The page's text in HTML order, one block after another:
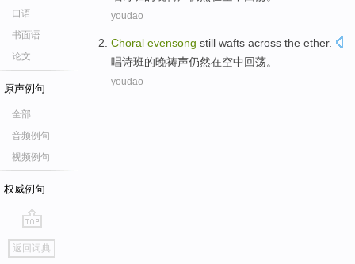
口语
书面语
论文
原声例句
全部
音频例句
视频例句
权威例句
go
top
返回词典
youdao
Choral evensong still wafts across the ether.
唱诗班的晚祷声仍然在空中回荡。
youdao